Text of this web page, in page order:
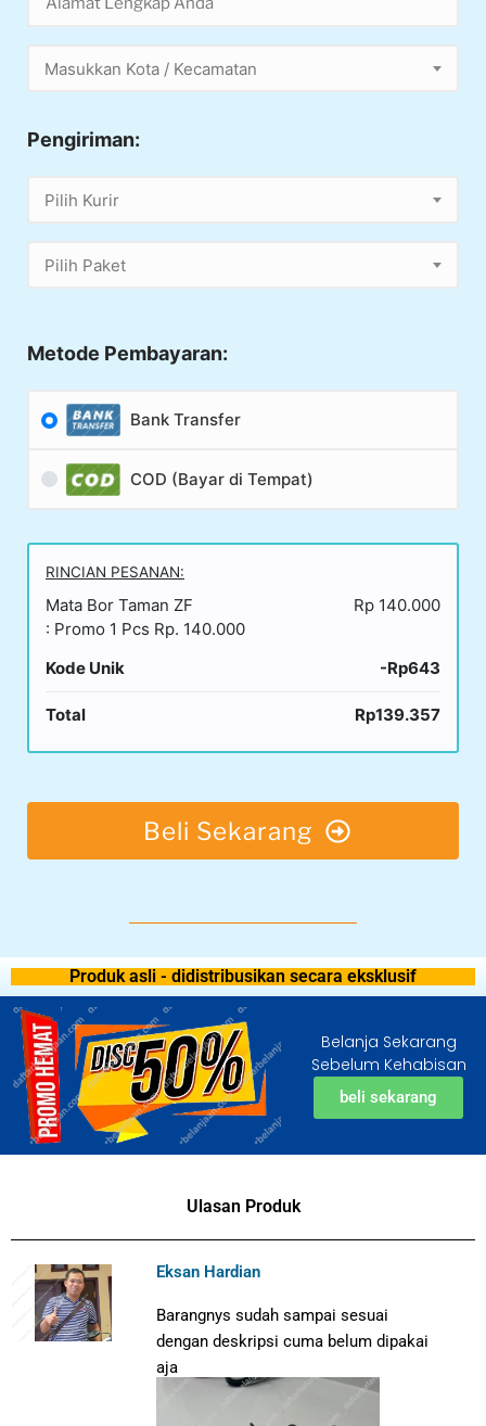
Masukkan Kota / Kecamatan
Pengiriman:
Pilih Kurir
Pilih Paket
Metode Pembayaran:
Bank Transfer
COD (Bayar di Tempat)
RINCIAN PESANAN:
Mata Bor Taman ZF
: Promo 1 Pcs Rp. 140.000
Rp 140.000
Kode Unik -Rp643
Total Rp139.357
Beli Sekarang
Produk asli - didistribusikan secara eksklusif
Belanja Sekarang
Sebelum Kehabisan
beli sekarang
Ulasan Produk
Eksan Hardian
Barangnys sudah sampai sesuai
dengan deskripsi cuma belum dipakai
aja